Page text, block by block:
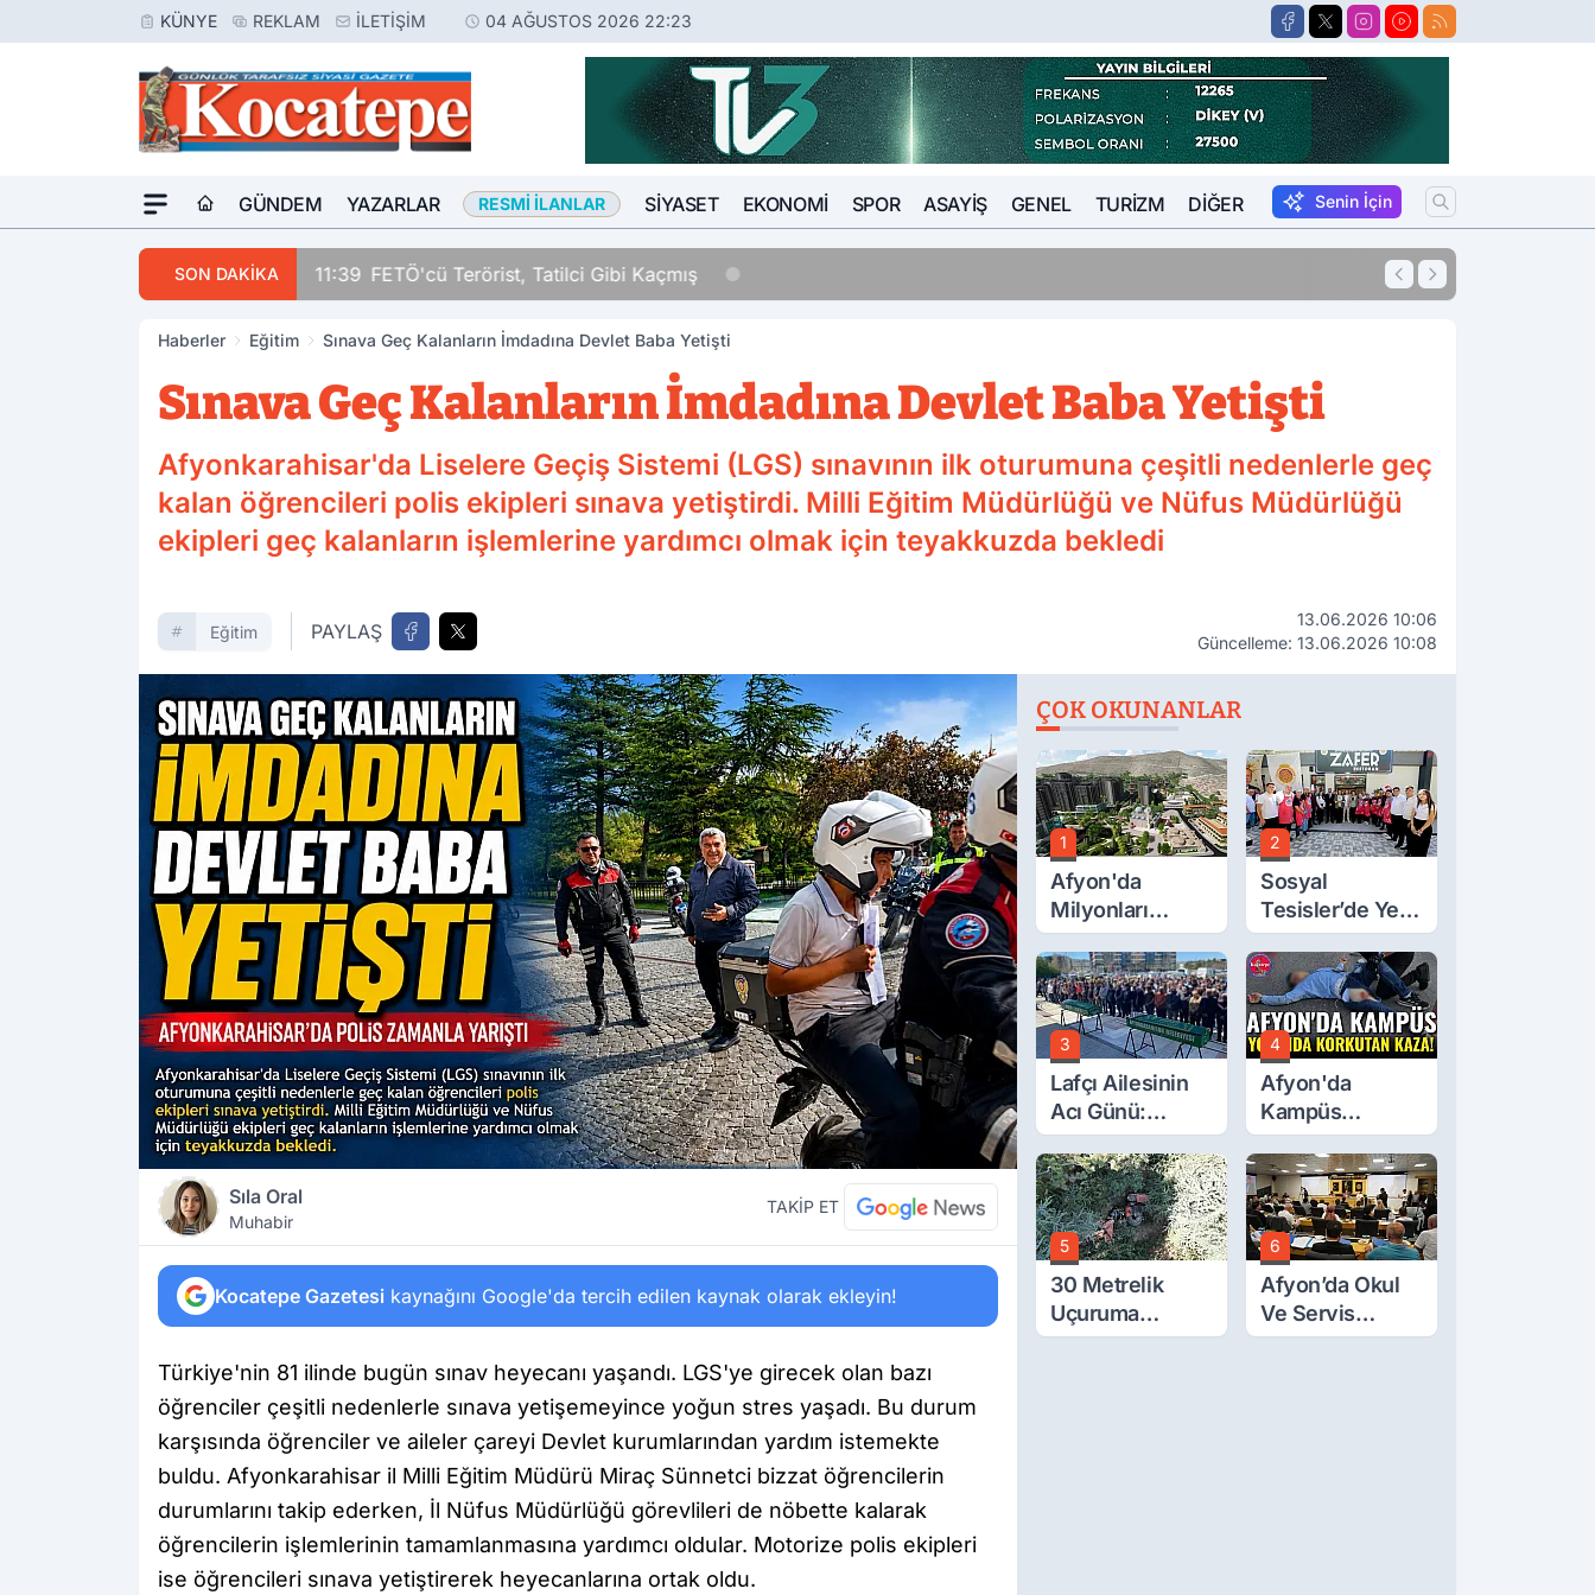
KÜNYE REKLAM İLETIŞIM 04 AĞUSTOS 2026 22:23
GÜNDEM YAZARLAR RESMI İLANLAR SIYASET EKONOMI SPOR ASAYIŞ GENEL TURIZM DIĞER Senin İçin
SON DAKİKA 11:39 FETÖ'cü Terörist, Tatilci Gibi Kaçmış 10:41
Haberler Eğitim Sınava Geç Kalanların İmdadına Devlet Baba Yetişti
Sınava Geç Kalanların İmdadına Devlet Baba Yetişti
Afyonkarahisar'da Liselere Geçiş Sistemi (LGS) sınavının ilk oturumuna çeşitli nedenlerle geç
kalan öğrencileri polis ekipleri sınava yetiştirdi. Milli Eğitim Müdürlüğü ve Nüfus Müdürlüğü
ekipleri geç kalanların işlemlerine yardımcı olmak için teyakkuzda bekledi
Eğitim PAYLAŞ
13.06.2026 10:06
Güncelleme: 13.06.2026 10:08
Sıla Oral
Muhabir
TAKİP ET
Kocatepe Gazetesi kaynağını Google'da tercih edilen kaynak olarak ekleyin!
Türkiye'nin 81 ilinde bugün sınav heyecanı yaşandı. LGS'ye girecek olan bazı
öğrenciler çeşitli nedenlerle sınava yetişemeyince yoğun stres yaşadı. Bu durum
karşısında öğrenciler ve aileler çareyi Devlet kurumlarından yardım istemekte
buldu. Afyonkarahisar il Milli Eğitim Müdürü Miraç Sünnetci bizzat öğrencilerin
durumlarını takip ederken, İl Nüfus Müdürlüğü görevlileri de nöbette kalarak
öğrencilerin işlemlerinin tamamlanmasına yardımcı oldular. Motorize polis ekipleri
ise öğrencileri sınava yetiştirerek heyecanlarına ortak oldu.
ÇOK OKUNANLAR
1
Afyon'da
Milyonları
İlgilendiren
Açıklama! Tarih
Netleşti!
2
Sosyal
Tesisler’de Yeni
Tarife Belli Oldu
3
Lafçı Ailesinin
Acı Günü:
Beytullah Lafçı
Vefat Etti
4
Afyon'da
Kampüs
Yolunda
Korkutan Kaza!
5
30 Metrelik
Uçuruma
Yuvarlanan
6
Afyon’da Okul
Ve Servis
Ücretleri